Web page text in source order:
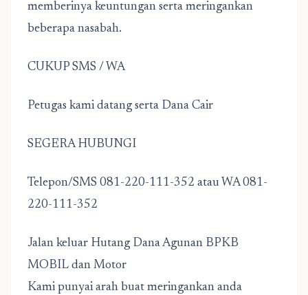
memberinya keuntungan serta meringankan
beberapa nasabah.
CUKUP SMS / WA
Petugas kami datang serta Dana Cair
SEGERA HUBUNGI
Telepon/SMS 081-220-111-352 atau WA 081-
220-111-352
Jalan keluar Hutang Dana Agunan BPKB
MOBIL dan Motor
Kami punyai arah buat meringankan anda